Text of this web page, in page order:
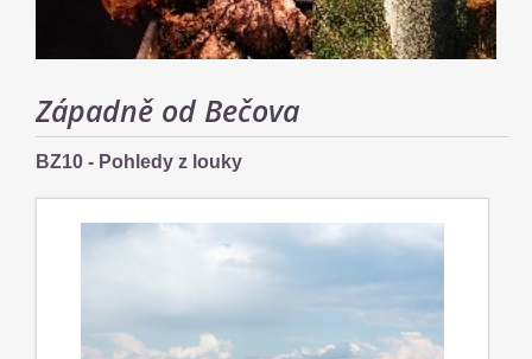
Západně od Bečova
BZ10 - Pohledy z louky